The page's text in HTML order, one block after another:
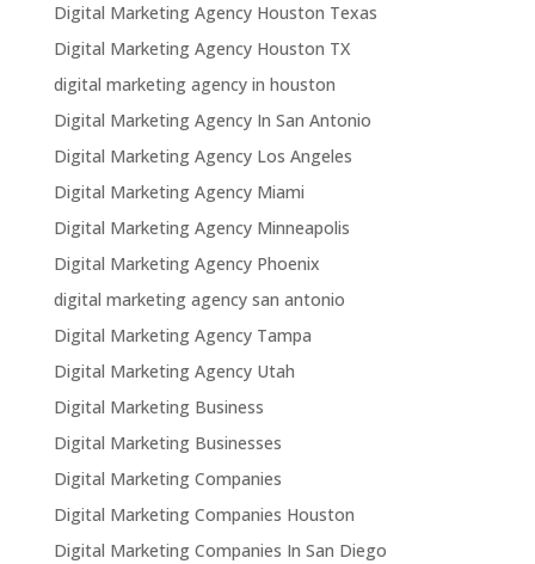
Digital Marketing Agency Houston Texas
Digital Marketing Agency Houston TX
digital marketing agency in houston
Digital Marketing Agency In San Antonio
Digital Marketing Agency Los Angeles
Digital Marketing Agency Miami
Digital Marketing Agency Minneapolis
Digital Marketing Agency Phoenix
digital marketing agency san antonio
Digital Marketing Agency Tampa
Digital Marketing Agency Utah
Digital Marketing Business
Digital Marketing Businesses
Digital Marketing Companies
Digital Marketing Companies Houston
Digital Marketing Companies In San Diego